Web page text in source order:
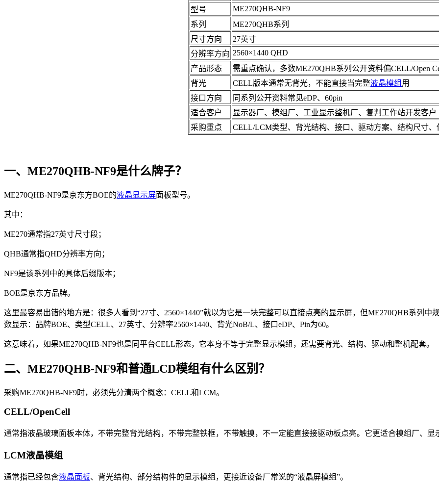
型号
ME270QHB-NF9
系列
ME270QHB系列
尺寸方向
27英寸
分辨率方向 2560×1440 QHD
产品形态
需重点确认，多数ME270QHB系列公开资料偏CELL/Open
背光
CELL版本通常无背光，不能直接当完整液晶模组 用
接口方向
同系列公开资料常见eDP、60pin
适合客户
显示器厂、模组厂、工业显示整机厂、复判工作站开发客户
采购重点
CELL/LCM类型、背光结构、接口、驱动方案、结构尺寸、
一、ME270QHB-NF9是什么牌子？
ME270QHB-NF9是京东方BOE的液晶显示屏面板型号。
其中：
ME270通常指27英寸尺寸段；
QHB通常指QHD分辨率方向；
NF9是该系列中的具体后缀版本；
BOE是京东方品牌。
这里最容易出错的地方是：很多人看到“27寸、2560×1440”就以为它是一块完整可以直接点亮的显示屏，但ME270QHB系列中
数显示：品牌BOE、类型CELL、27英寸、分辨率2560×1440、背光NoB/L、接口eDP、Pin为60。
这意味着，如果ME270QHB-NF9也是同平台CELL形态，它本身不等于完整显示模组，还需要背光、结构、驱动和整机配套。
二、ME270QHB-NF9和普通LCD模组有什么区别？
采购ME270QHB-NF9时，必须先分清两个概念：CELL和LCM。
CELL/OpenCell
通常指液晶玻璃面板本体，不带完整背光结构，不带完整铁框，不带触摸，不一定能直接接驱动板点亮。它更适合模组厂、显
LCM液晶模组
通常指已经包含液晶面板、背光结构、部分结构件的显示模组，更接近设备厂常说的“液晶屏模组”。